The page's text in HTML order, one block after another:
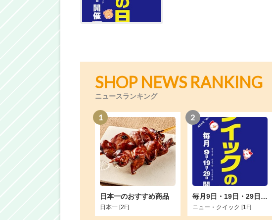
SHOP NEWS RANKING
ニュースランキング
1
日本一のおすすめ商品
日本一 [2F]
2
毎月9日・19日・29日は「クイックの日」開催
ニュー・クイック [1F]